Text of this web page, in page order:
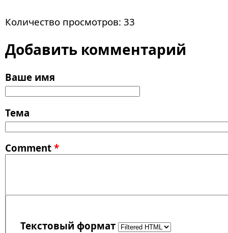
Количество просмотров: 33
Добавить комментарий
Ваше имя
Тема
Comment *
Текстовый формат